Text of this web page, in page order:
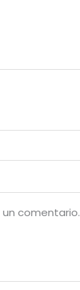
comentario.